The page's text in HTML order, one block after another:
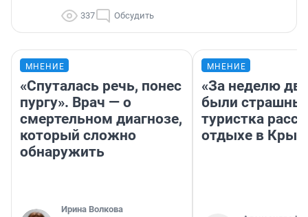
337 Обсудить
МНЕНИЕ
«Спуталась речь, понес
пургу». Врач — о
смертельном диагнозе,
который сложно
обнаружить
Ирина Волкова
МНЕНИЕ
«За неделю
были
туристка
отдыхе в